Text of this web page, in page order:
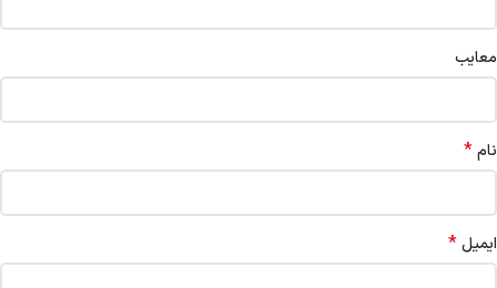
معایب
نام*
ایمیل*